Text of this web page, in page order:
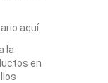
aquí
la
en